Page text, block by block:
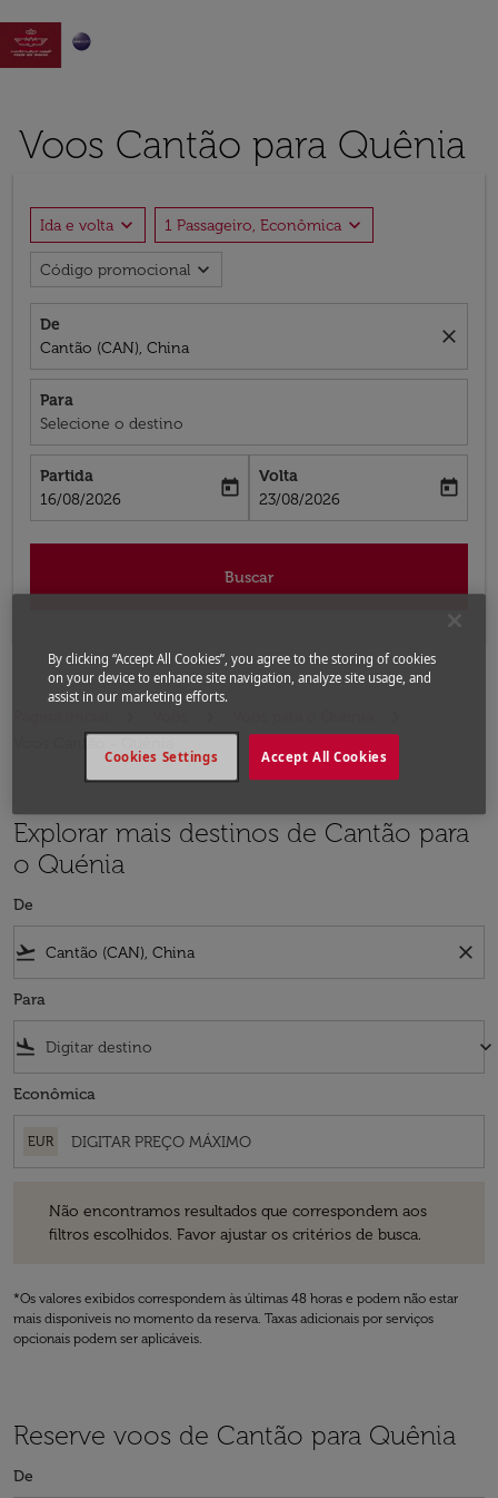

Voos Cantão para Quênia
Ida e volta expand_more 1 Passageiro, Econômica expand_more
Código promocional expand_more
De
Cantão (CAN), China
close
Para
Selecione o destino
Partida
fc-booking-departure-date-aria-label
16/08/2026
today
Volta
fc-booking-return-date-aria-label
23/08/2026
today
Buscar
Explorar mais destinos de Cantão para
o Quénia
De
flight_takeoff close
Para
flight_land keyboard_arrow_down
Econômica
EUR
Não encontramos resultados que correspondem aos
filtros escolhidos. Favor ajustar os critérios de busca.
*Os valores exibidos correspondem às últimas 48 horas e podem não estar
mais disponíveis no momento da reserva. Taxas adicionais por serviços
opcionais podem ser aplicáveis.
Reserve voos de Cantão para Quênia
De
By clicking “Accept All Cookies”, you agree to the storing of cookies
on your device to enhance site navigation, analyze site usage, and
assist in our marketing efforts.
Accept All Cookies
Cookies Settings